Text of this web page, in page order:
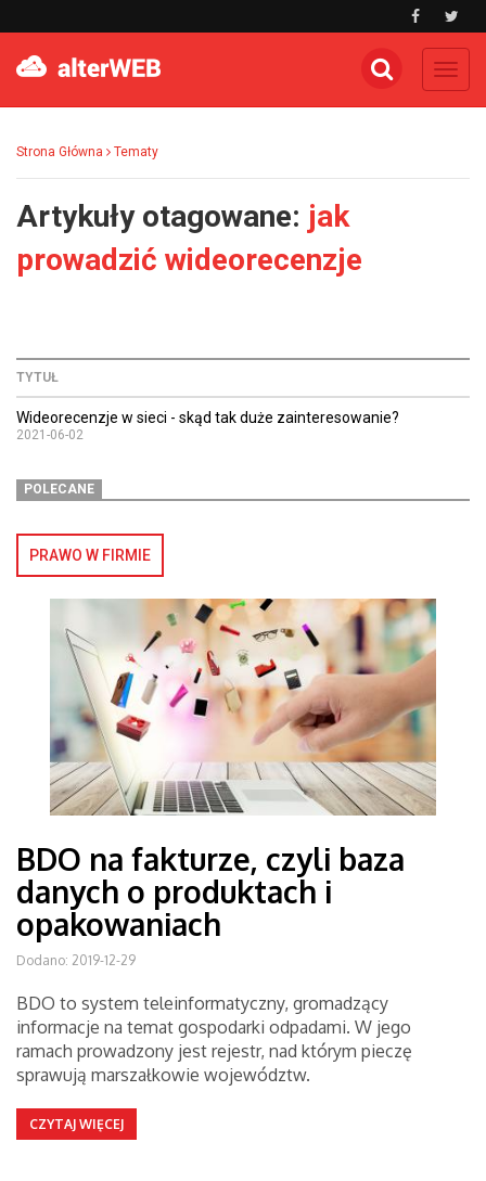
Strona Główna Tematy
Artykuły otagowane: jak
prowadzić wideorecenzje
TYTUŁ
Wideorecenzje w sieci - skąd tak duże zainteresowanie?
2021-06-02
POLECANE
PRAWO W FIRMIE
BDO na fakturze, czyli baza
danych o produktach i
opakowaniach
Dodano: 2019-12-29
BDO to system teleinformatyczny, gromadzący
informacje na temat gospodarki odpadami. W jego
ramach prowadzony jest rejestr, nad którym pieczę
sprawują marszałkowie województw.
CZYTAJ WIĘCEJ